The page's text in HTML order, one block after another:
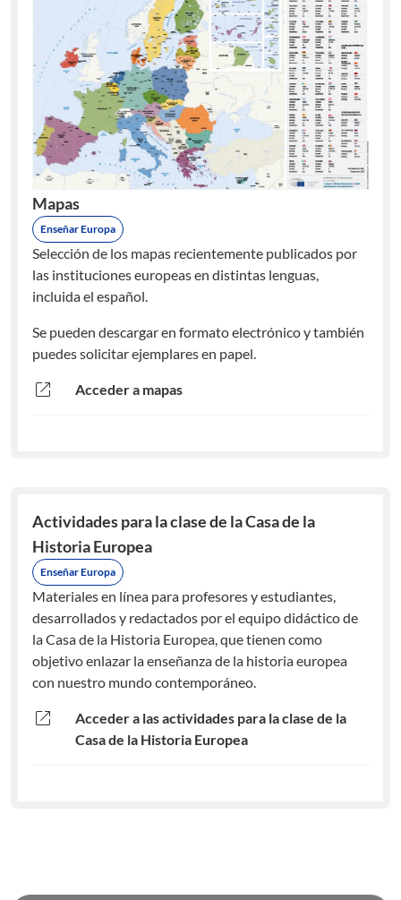
Mapas
Enseñar Europa
Selección de los mapas recientemente publicados por
las instituciones europeas en distintas lenguas,
incluida el español.
Se pueden descargar en formato electrónico y también
puedes solicitar ejemplares en papel.
open_in_new Acceder a mapas
Actividades para la clase de la Casa de la
Historia Europea
Enseñar Europa
Materiales en línea para profesores y estudiantes,
desarrollados y redactados por el equipo didáctico de
la Casa de la Historia Europea, que tienen como
objetivo enlazar la enseñanza de la historia europea
con nuestro mundo contemporáneo.
open_in_new
Acceder a las actividades para la clase de la
Casa de la Historia Europea